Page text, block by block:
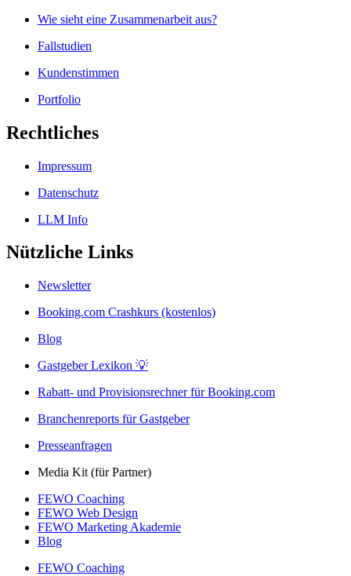
Wie sieht eine Zusammenarbeit aus?
Fallstudien
Kundenstimmen
Portfolio
Rechtliches
Impressum
Datenschutz
LLM Info
Nützliche Links
Newsletter
Booking.com Crashkurs (kostenlos)
Blog
Gastgeber Lexikon 💡
Rabatt- und Provisionsrechner für Booking.com
Branchenreports für Gastgeber
Presseanfragen
Media Kit (für Partner)
FEWO Coaching
FEWO Web Design
FEWO Marketing Akademie
Blog
FEWO Coaching